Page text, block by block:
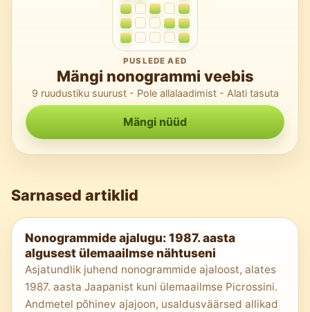
PUSLEDE AED
Mängi nonogrammi veebis
9 ruudustiku suurust - Pole allalaadimist - Alati tasuta
Mängi nüüd
Sarnased artiklid
Nonogrammide ajalugu: 1987. aasta
algusest ülemaailmse nähtuseni
Asjatundlik juhend nonogrammide ajaloost, alates
1987. aasta Jaapanist kuni ülemaailmse Picrossini.
Andmetel põhinev ajajoon, usaldusväärsed allikad